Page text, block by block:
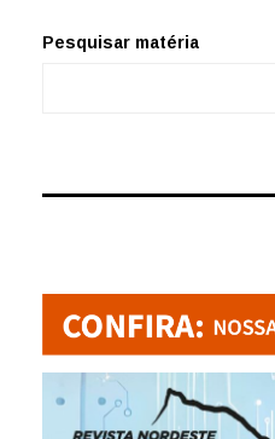
Pesquisar matéria